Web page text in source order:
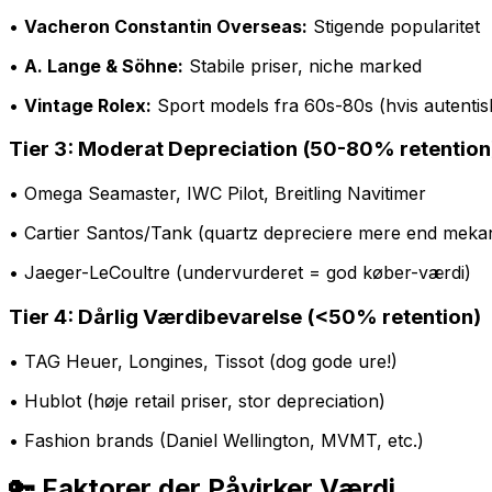
• Vacheron Constantin Overseas: Stigende popularitet
• A. Lange & Söhne: Stabile priser, niche marked
• Vintage Rolex: Sport models fra 60s-80s (hvis
Tier 3: Moderat Depreciation (50-80%
• Omega Seamaster, IWC Pilot, Breitling Navitimer
• Cartier Santos/Tank (quartz depreciere mere end
• Jaeger-LeCoultre (undervurderet = god køber-værdi)
Tier 4: Dårlig Værdibevarelse (<50% retention)
• TAG Heuer, Longines, Tissot (dog gode ure!)
• Hublot (høje retail priser, stor depreciation)
• Fashion brands (Daniel Wellington, MVMT, etc.)